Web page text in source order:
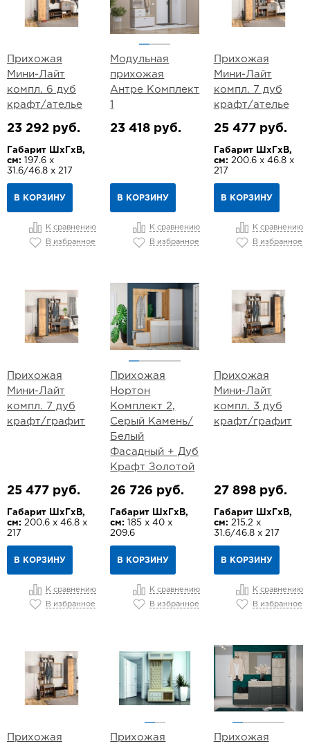
Прихожая
Мини-Лайт
компл. 6 дуб
крафт/ателье
23 292 руб.
Габарит ШхГхВ,
см: 197.6 х
31.6/46.8 х 217
В КОРЗИНУ
К сравнению
В избранное
Модульная
прихожая
Антре Комплект
23 418 руб.
В КОРЗИНУ
К сравнению
В избранное
Прихожая
Мини-Лайт
компл. 7 дуб
крафт/ателье
25 477 руб.
Габарит ШхГхВ,
см: 200.6 х 46.8 х
217
В КОРЗИНУ
К сравнению
В избранное
Прихожая
Мини-Лайт
компл. 7 дуб
крафт/графит
25 477 руб.
Габарит ШхГхВ,
см: 200.6 х 46.8 х
217
В КОРЗИНУ
К сравнению
В избранное
Прихожая
Нортон
Комплект 2,
Серый Камень/
Белый
Фасадный + Дуб
Крафт Золотой
26 726 руб.
Габарит ШхГхВ,
см:
185 х 40 х
209.6
В КОРЗИНУ
К сравнению
В избранное
Прихожая
Мини-Лайт
компл. 3 дуб
крафт/графит
27 898 руб.
Габарит ШхГхВ,
см: 215.2 х
31.6/46.8 х 217
В КОРЗИНУ
К сравнению
В избранное
Прихожая
Прихожая
Прихожая